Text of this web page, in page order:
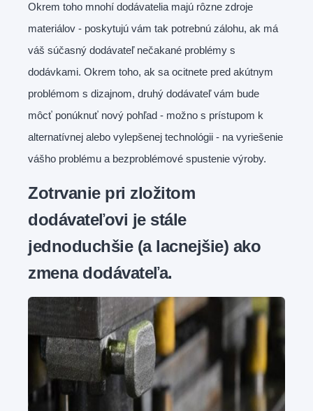
Okrem toho mnohí dodávatelia majú rôzne zdroje
materiálov - poskytujú vám tak potrebnú zálohu, ak má
váš súčasný dodávateľ nečakané problémy s
dodávkami. Okrem toho, ak sa ocitnete pred akútnym
problémom s dizajnom, druhý dodávateľ vám bude
môcť ponúknuť nový pohľad - možno s prístupom k
alternatívnej alebo vylepšenej technológii - na vyriešenie
vášho problému a bezproblémové spustenie výroby.
Zotrvanie pri zložitom
dodávateľovi je stále
jednoduchšie (a lacnejšie) ako
zmena dodávateľa.